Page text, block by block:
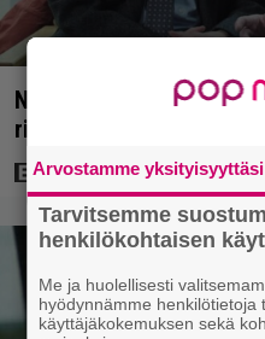
Nyt Netflixissä: Yksi
rikossarjoista – IMDB-
Arvostamme yksityisyyttäsi
Tarvitsemme
henkilökohtaisen
Me ja huolellisesti
hyödynnämme henkilötietoja
käyttäjäkokemuksen sekä